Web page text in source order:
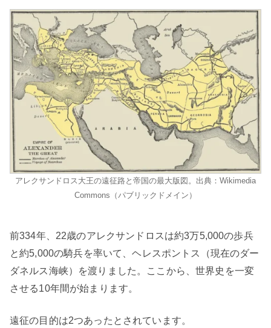
アレクサンドロス大王の遠征路と帝国の最大版図。出典：Wikimedia
Commons（パブリックドメイン）
前334年、22歳のアレクサンドロスは約3万5,000の歩兵
と約5,000の騎兵を率いて、ヘレスポントス（現在のダー
ダネルス海峡）を渡りました。ここから、世界史を一変
させる10年間が始まります。
遠征の目的は2つあったとされています。